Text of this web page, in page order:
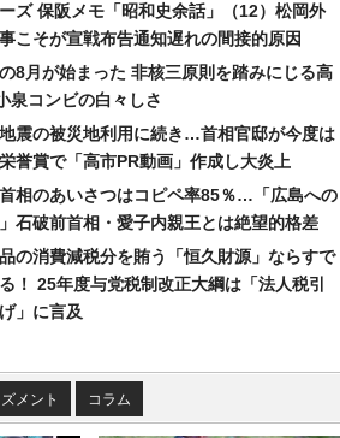
ズ 保阪メモ「昭和史余話」（12）松岡外
こそが宣戦布告通知遅れの間接的原因
8月が始まった 非核三原則を踏みにじる高
泉コンビの白々しさ
震の被災地利用に続き…首相官邸が今度は
誉賞で「高市PR動画」作成し大炎上
相のあいさつはコピペ率85％…「広島への
石破前首相・愛子内親王とは絶望的格差
の消費減税分を賄う「恒久財源」ならすで
！ 25年度与党税制改正大綱は「法人税引
」に言及
メント コラム